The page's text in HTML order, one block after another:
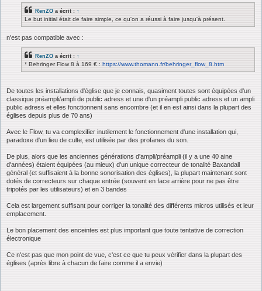
RenZO a écrit : ↑
Le but initial était de faire simple, ce qu'on a réussi à faire jusqu'à présent.
n'est pas compatible avec :
RenZO a écrit : ↑
* Behringer Flow 8 à 169 € : https://www.thomann.fr/behringer_flow_8.htm
De toutes les installations d'église que je connais, quasiment toutes sont équipées d'un
classique préampli/ampli de public adress et une d'un préampli public adress et un ampli
public adress et elles fonctionnent sans encombre (et il en est ainsi dans la plupart des
églises depuis plus de 70 ans)
Avec le Flow, tu va complexifier inutilement le fonctionnement d'une installation qui,
paradoxe d'un lieu de culte, est utilisée par des profanes du son.
De plus, alors que les anciennes générations d'ampli/préampli (il y a une 40 aine
d'années) étaient équipées (au mieux) d'un unique correcteur de tonalité Baxandall
général (et suffisaient à la bonne sonorisation des églises), la plupart maintenant sont
dotés de correcteurs sur chaque entrée (souvent en face arrière pour ne pas être
tripotés par les utilisateurs) et en 3 bandes
Cela est largement suffisant pour corriger la tonalité des différents micros utilisés et leur
emplacement.
Le bon placement des enceintes est plus important que toute tentative de correction
électronique
Ce n'est pas que mon point de vue, c'est ce que tu peux vérifier dans la plupart des
églises (après libre à chacun de faire comme il a envie)